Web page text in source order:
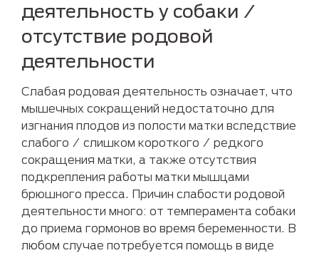
деятельность у собаки /
отсутствие родовой
деятельности
Слабая родовая деятельность означает, что
мышечных сокращений недостаточно для
изгнания плодов из полости матки вследствие
слабого / слишком короткого / редкого
сокращения матки, а также отсутствия
подкрепления работы матки мышцами
брюшного пресса. Причин слабости родовой
деятельности много: от темперамента собаки
до приема гормонов во время беременности. В
любом случае потребуется помощь в виде